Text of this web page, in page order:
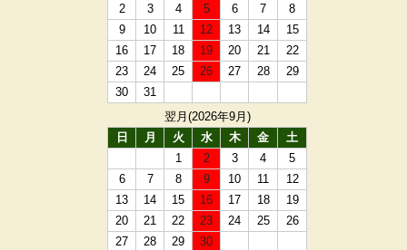
2
3 4 5 6 7
8
9
10 11 12 13 14
15
16
17 18 19 20 21
22
23
24 25 26 27 28
29
30
31
翌月(2026年9月)
日
月 火 水 木 金
土
1
2 3 4
5
6
7 8 9 10 11
12
13
14 15 16 17 18
19
20
21 22 23 24 25
26
27
28 29
30